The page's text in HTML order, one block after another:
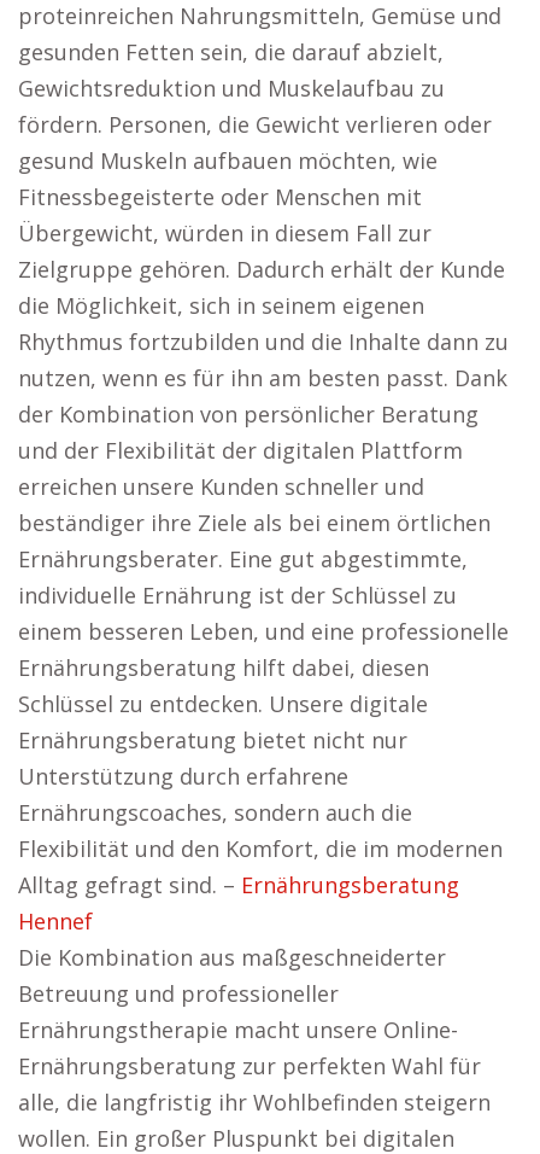
proteinreichen Nahrungsmitteln, Gemüse und
gesunden Fetten sein, die darauf abzielt,
Gewichtsreduktion und Muskelaufbau zu
fördern. Personen, die Gewicht verlieren oder
gesund Muskeln aufbauen möchten, wie
Fitnessbegeisterte oder Menschen mit
Übergewicht, würden in diesem Fall zur
Zielgruppe gehören. Dadurch erhält der Kunde
die Möglichkeit, sich in seinem eigenen
Rhythmus fortzubilden und die Inhalte dann zu
nutzen, wenn es für ihn am besten passt. Dank
der Kombination von persönlicher Beratung
und der Flexibilität der digitalen Plattform
erreichen unsere Kunden schneller und
beständiger ihre Ziele als bei einem örtlichen
Ernährungsberater. Eine gut abgestimmte,
individuelle Ernährung ist der Schlüssel zu
einem besseren Leben, und eine professionelle
Ernährungsberatung hilft dabei, diesen
Schlüssel zu entdecken. Unsere digitale
Ernährungsberatung bietet nicht nur
Unterstützung durch erfahrene
Ernährungscoaches, sondern auch die
Flexibilität und den Komfort, die im modernen
Alltag gefragt sind. – Ernährungsberatung
Hennef
Die Kombination aus maßgeschneiderter
Betreuung und professioneller
Ernährungstherapie macht unsere Online-
Ernährungsberatung zur perfekten Wahl für
alle, die langfristig ihr Wohlbefinden steigern
wollen. Ein großer Pluspunkt bei digitalen